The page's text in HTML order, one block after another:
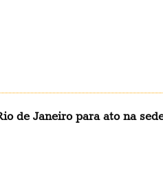
de Janeiro para ato na